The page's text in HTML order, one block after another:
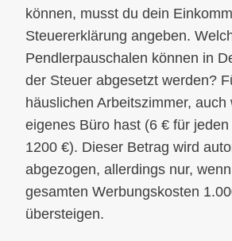
können, musst du dein
Steuererklärung angeben.
Pendlerpauschalen können in
der Steuer abgesetzt werden?
häuslichen Arbeitszimmer, auch
eigenes Büro hast (6 € für jeden
1200 €). Dieser Betrag wird
abgezogen, allerdings nur,
gesamten Werbungskosten
übersteigen.